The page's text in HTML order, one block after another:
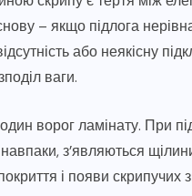
– якщо підлога
або неякісну
ваги.
ворог ламінату. При
з’являються
і появи скрипучих